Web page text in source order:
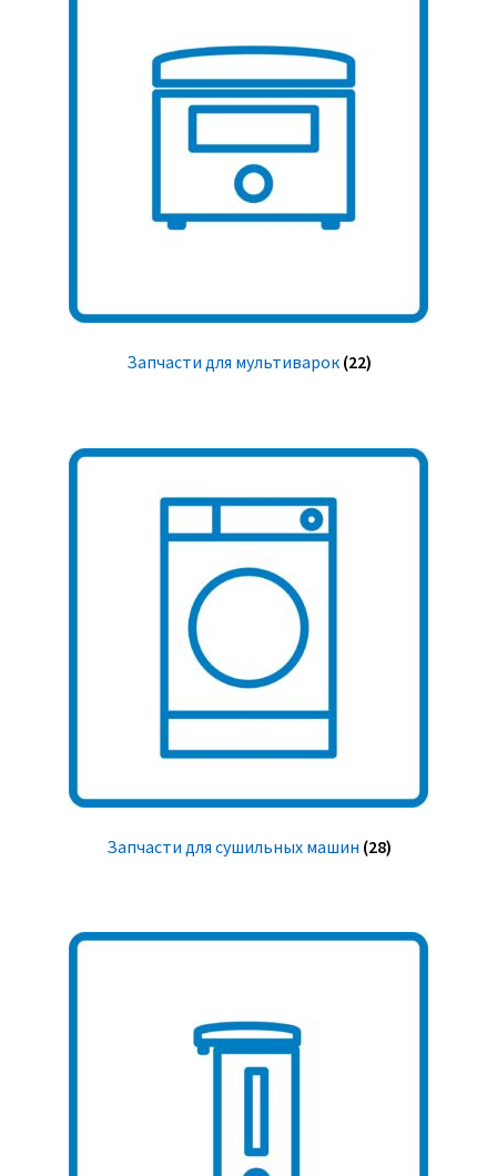
Запчасти для мультиварок (22)
Запчасти для сушильных машин (28)